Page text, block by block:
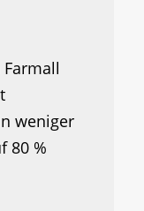
weniger
80 %